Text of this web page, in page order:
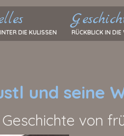
DIE KULISSEN RÜCKBLICK IN DIE
und seine
Geschichte von